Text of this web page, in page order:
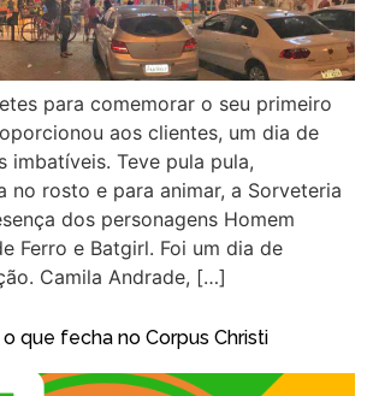
para comemorar o seu primeiro
aos clientes, um dia de
imbatíveis. Teve pula pula,
no rosto e para animar, a Sorveteria
dos personagens Homem
Ferro e Batgirl. Foi um dia de
Camila Andrade, […]
que fecha no Corpus Christi